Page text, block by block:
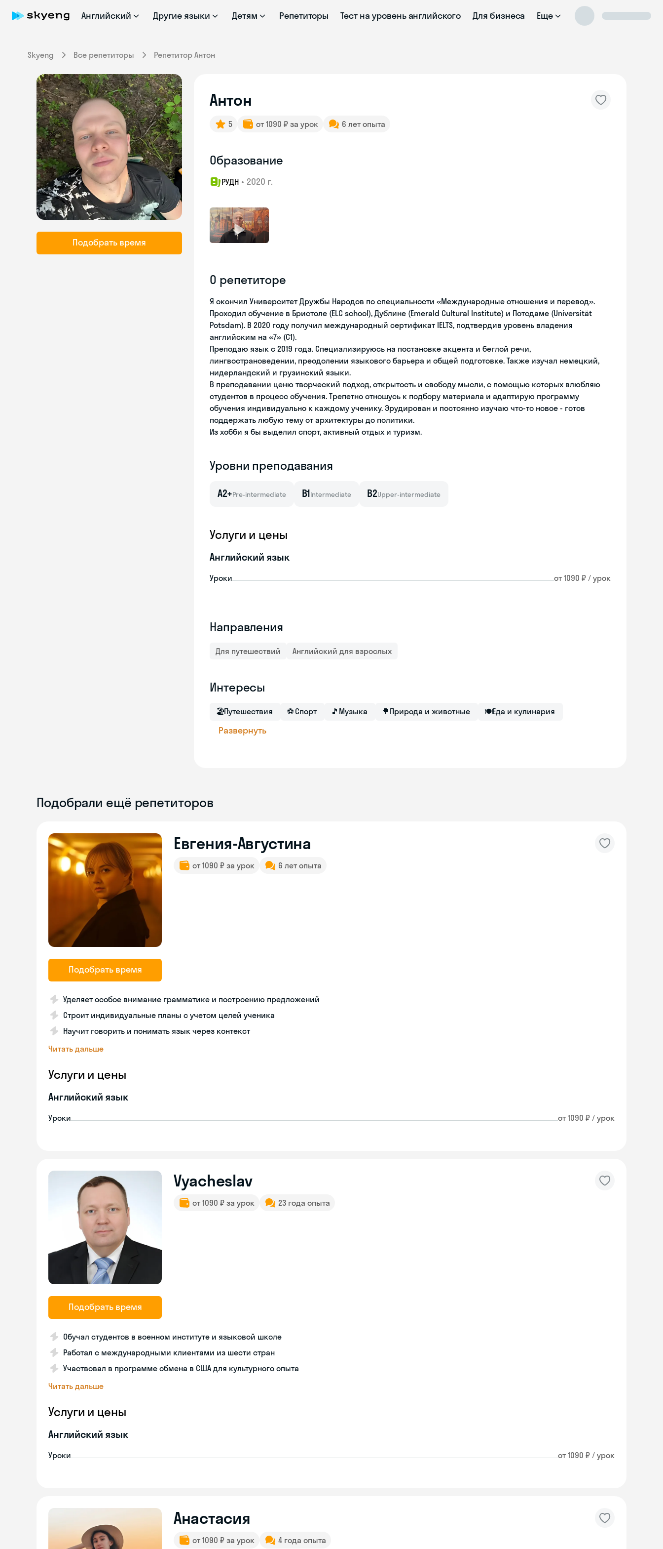
Английский Другие языки Детям Репетиторы Тест на уровень английского Для бизнеса Еще
Skyeng Все репетиторы Репетитор Антон
Подобрать время
Антон
5 от 1090 ₽ за урок 6 лет опыта
Образование
РУДН • 2020 г.
О репетиторе
Я окончил Университет Дружбы Народов по специальности «Международные отношения и перевод».
Проходил обучение в Бристоле (ELC school), Дублине (Emerald Cultural Institute) и Потсдаме (Universität
Potsdam). В 2020 году получил международный сертификат IELTS, подтвердив уровень владения
английским на «7» (С1).
Преподаю язык с 2019 года. Специализируюсь на постановке акцента и беглой речи,
лингвострановедении, преодолении языкового барьера и общей подготовке. Также изучал немецкий,
нидерландский и грузинский языки.
В преподавании ценю творческий подход, открытость и свободу мысли, с помощью которых влюбляю
студентов в процесс обучения. Трепетно отношусь к подбору материала и адаптирую программу
обучения индивидуально к каждому ученику. Эрудирован и постоянно изучаю что-то новое - готов
поддержать любую тему от архитектуры до политики.
Из хобби я бы выделил спорт, активный отдых и туризм.
Уровни преподавания
A2+Pre-intermediate B1Intermediate B2Upper-intermediate
Услуги и цены
Английский язык
Уроки от 1090 ₽ / урок
Направления
Для путешествий Английский для взрослых
Интересы
🏖Путешествия ⚽ Спорт 🎵 Музыка 🌳 Природа и животные 🍽Еда и кулинария
Развернуть
Подобрали ещё репетиторов
Подобрать время
Евгения-Августина
от 1090 ₽ за урок 6 лет опыта
Уделяет особое внимание грамматике и построению предложений
Строит индивидуальные планы с учетом целей ученика
Научит говорить и понимать язык через контекст
Читать дальше
Услуги и цены
Английский язык
Уроки от 1090 ₽ / урок
Подобрать время
Vyacheslav
от 1090 ₽ за урок 23 года опыта
Обучал студентов в военном институте и языковой школе
Работал с международными клиентами из шести стран
Участвовал в программе обмена в США для культурного опыта
Читать дальше
Услуги и цены
Английский язык
Уроки от 1090 ₽ / урок
Анастасия
от 1090 ₽ за урок 4 года опыта